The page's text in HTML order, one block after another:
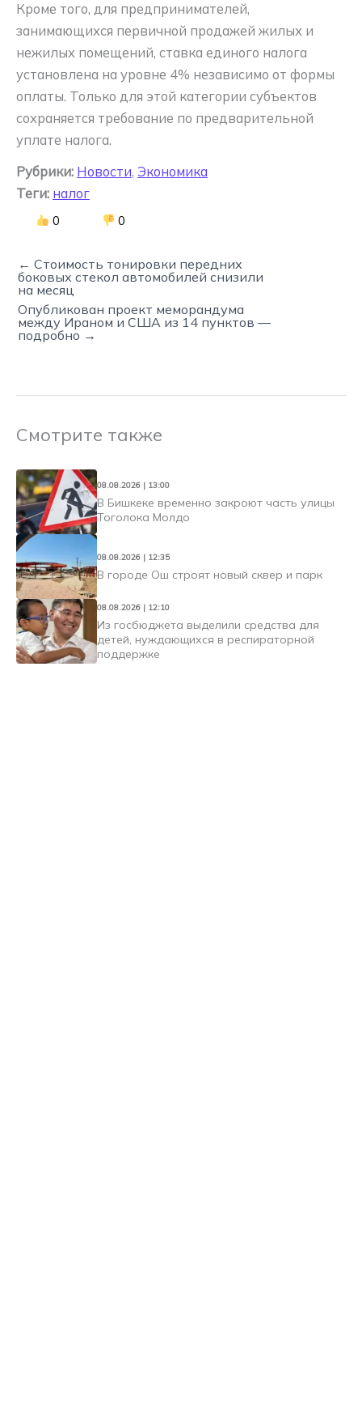
Кроме того, для предпринимателей,
занимающихся первичной продажей жилых и
нежилых помещений, ставка единого налога
установлена на уровне 4% независимо от формы
оплаты. Только для этой категории субъектов
сохраняется требование по предварительной
уплате налога.
Рубрики: Новости, Экономика
Теги: налог
0 0
← Стоимость тонировки передних
боковых стекол автомобилей снизили
на месяц
Опубликован проект меморандума
между Ираном и США из 14 пунктов —
подробно →
Смотрите также
08.08.2026 | 13:00
В Бишкеке временно закроют часть улицы
Тоголока Молдо
08.08.2026 | 12:35
В городе Ош строят новый сквер и парк
08.08.2026 | 12:10
Из госбюджета выделили средства для
детей, нуждающихся в респираторной
поддержке